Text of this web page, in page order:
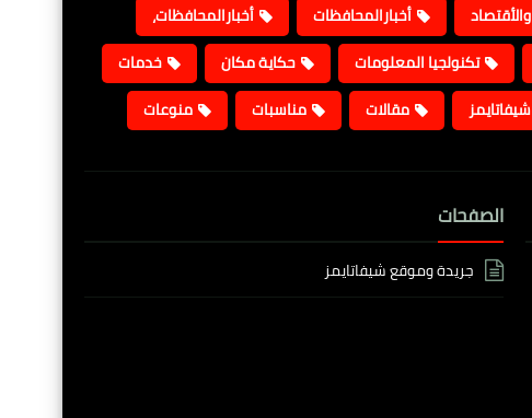
أخبارالمحافظات
أخبارالمحافظات،
تكنولجيا المعلومات حكاية مكان
خدمات
مقالات مناسبات منوعات
الصفحات
جريدة وموقع شيفاتايمز